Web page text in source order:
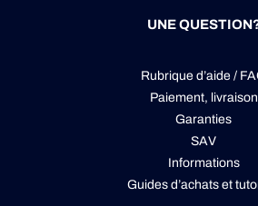
UNE
Rubrique d’aide /
Paiement, livraison
Garanties
SAV
Informations
Guides d’achats et